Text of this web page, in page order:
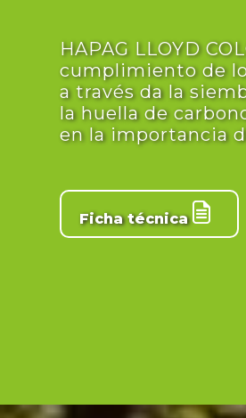
HAPAG LLOYD
cumplimiento de
a través da la
la huella de
en la importancia
Ficha técnica